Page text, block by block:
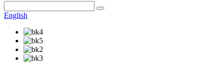
English